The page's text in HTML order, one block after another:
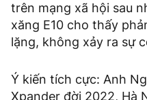
trên mạng xã hội sau
xăng E10 cho thấy
lặng, không xảy ra sự
Ý kiến tích cực: Anh
Xpander đời 2022, Hà